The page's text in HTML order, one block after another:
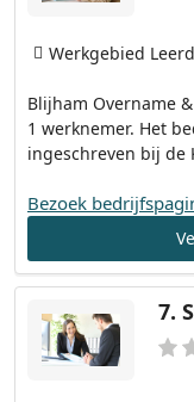
Blijham Overname
1 werknemer. Het
ingeschreven bij de
Werkgebied
Bezoek
7.